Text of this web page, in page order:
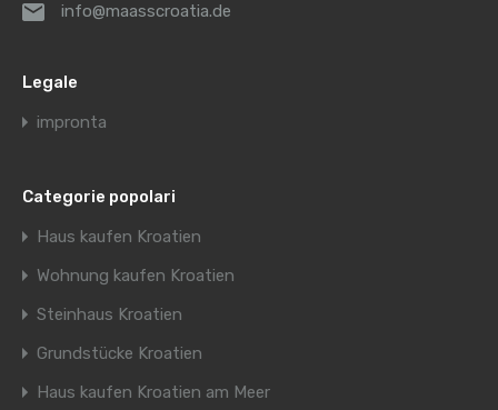
info@maasscroatia.de
Legale
impronta
Categorie popolari
Haus kaufen Kroatien
Wohnung kaufen Kroatien
Steinhaus Kroatien
Grundstücke Kroatien
Haus kaufen Kroatien am Meer